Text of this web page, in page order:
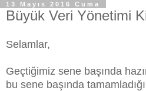
13 Mayıs 2016 Cuma
Büyük Veri Yönetimi
Selamlar,
Geçtiğimiz sene başında
bu sene başında